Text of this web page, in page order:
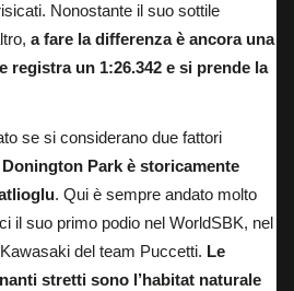
Nonostante il suo sottile
a fare la differenza è ancora una
registra un 1:26.342 e si prende la
se si considerano due fattori
Donington Park è storicamente
. Qui è sempre andato molto
il suo primo podio nel WorldSBK, nel
del team Puccetti. Le
stretti sono l’habitat naturale